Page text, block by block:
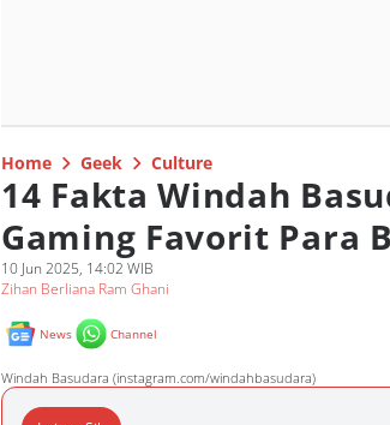
Home Geek Culture
14 Fakta Windah
Gaming Favorit Para
10 Jun 2025, 14:02 WIB
Zihan Berliana Ram Ghani
News Channel
Windah Basudara (instagram.com/windahbasudara)